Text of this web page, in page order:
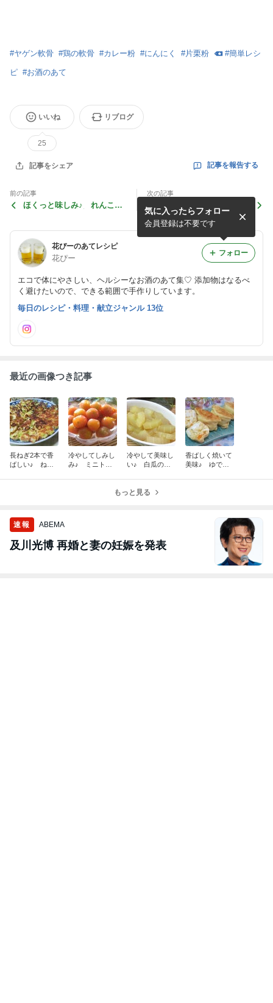
#ヤゲン軟骨 #鶏の軟骨 #カレー粉 #にんにく #片栗粉 #簡単レシ
ピ #お酒のあて
いいね
25
リブログ
記事をシェア 記事を報告する
前の記事
ほくっと味しみ♪ れんこん
次の記事
べったら漬け風で絶妙♪ ス
ライス大根の塩麹浅漬け
花ぴーのあてレシピ
花ぴー
エコで体にやさしい、ヘルシーなお酒のあて集♡ 添加物はなるべ
く避けたいので、できる範囲で手作りしています。
気に入ったらフォロー
会員登録は不要です
フォロー
毎日のレシピ・料理・献立ジャンル 13位
最近の画像つき記事
長ねぎ2本で香
ばしい♪ ねぎ
冷やしてしみし
み♪ ミニトマ
冷やして美味し
い♪ 白瓜のめ
香ばしく焼いて
美味♪ ゆでた
もっと見る
速報 ABEMA
及川光博 再婚と妻の妊娠を発表